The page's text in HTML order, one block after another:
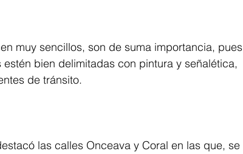
muy sencillos, son de suma importancia, pues
bien delimitadas con pintura y señalética,
de tránsito.
las calles Onceava y Coral en las que, se